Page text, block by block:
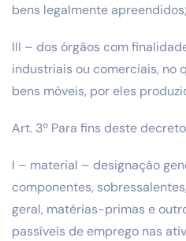
bens legalmente apreendidos;
III – dos órgãos com
industriais ou comerciais, no
bens móveis, por eles
Art. 3º Para fins deste
I – material – designação
componentes,
geral, matérias-primas e
passíveis de emprego nas